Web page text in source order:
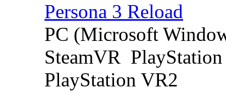
Persona 3 Reload
PC (Microsoft
SteamVR
PlayStation VR2